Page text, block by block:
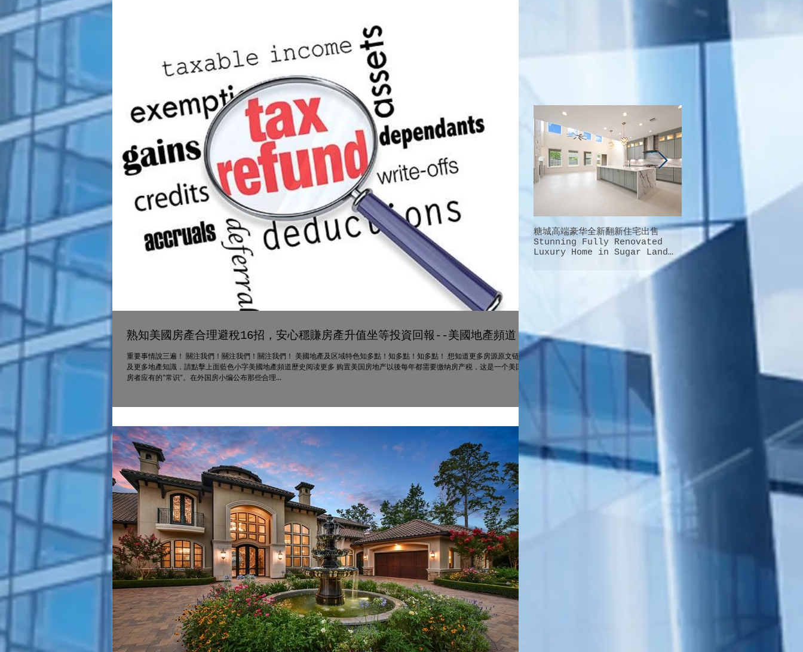
熟知美國房產合理避稅16招，安心穩賺房產升值坐等投資回報--美國地產頻道
重要事情說三遍！ 關注我們！關注我們！關注我們！ 美國地產及区域特色知多點！知多點！知多點！ 想知道更多房源原文链接
及更多地產知識，請點擊上面藍色小字美國地產頻道歷史阅读更多 购置美国房地产以後每年都需要缴纳房产税，这是一个美国购
房者应有的"常识"。在外国房小编公布那些合理...
糖城高端豪华全新翻新住宅出售
Stunning Fully Renovated
Luxury Home in Sugar Land
德州大休斯顿地区最完美最能
庭幸福的超大型社区就在这里
Cypress的桥城新城